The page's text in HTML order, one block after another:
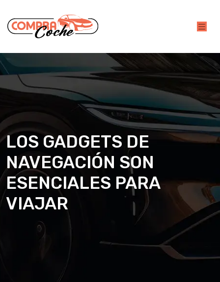
LOS GADGETS DE
NAVEGACIÓN SON
ESENCIALES PARA
VIAJAR